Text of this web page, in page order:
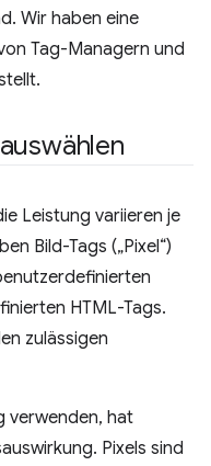
Wir haben eine
Tag-Managern und
Leistung variieren je
Bild-Tags („Pixel“)
HTML-Tags.
zulässigen
verwenden, hat
Pixels sind